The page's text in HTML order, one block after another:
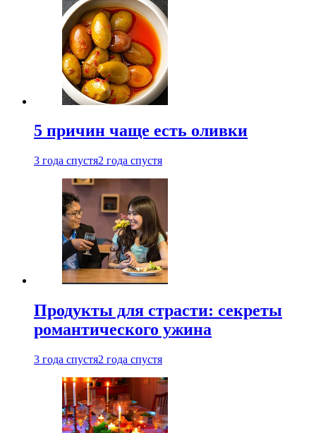
5 причин чаще есть оливки
3 года спустя2 года спустя
Продукты для страсти: секреты
романтического ужина
3 года спустя2 года спустя